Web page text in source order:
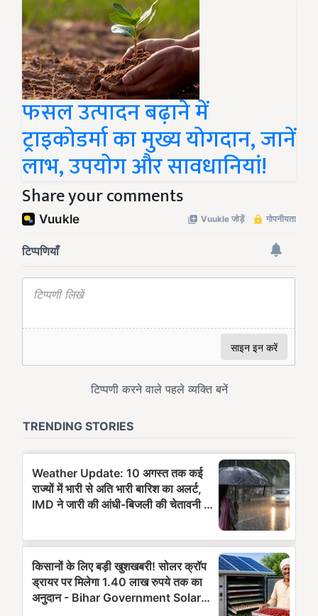
फसल उत्पादन बढ़ाने में
ट्राइकोडर्मा का मुख्य योगदान, जानें
लाभ, उपयोग और सावधानियां!
Share your comments